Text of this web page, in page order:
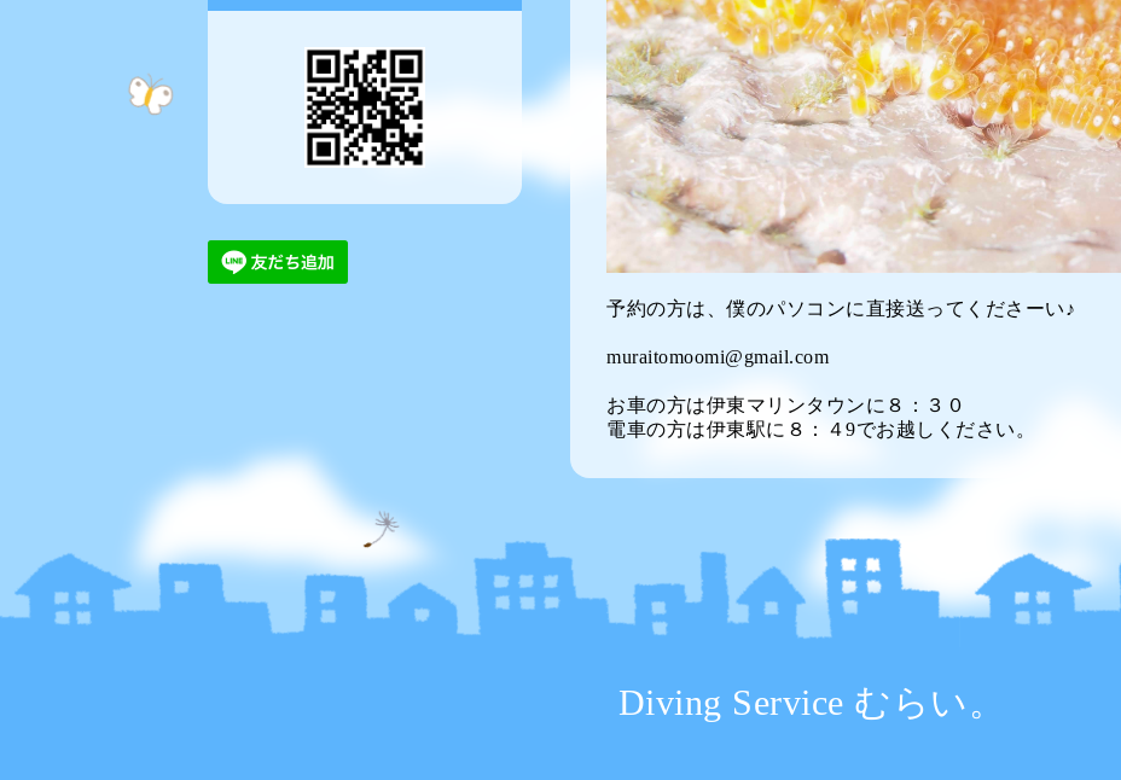
予約の方は、僕のパソコンに直接送ってくださーい♪
muraitomoomi@gmail.com
お車の方は伊東マリンタウンに８：３０
電車の方は伊東駅に８：４9でお越しください。
Diving Service むらい。